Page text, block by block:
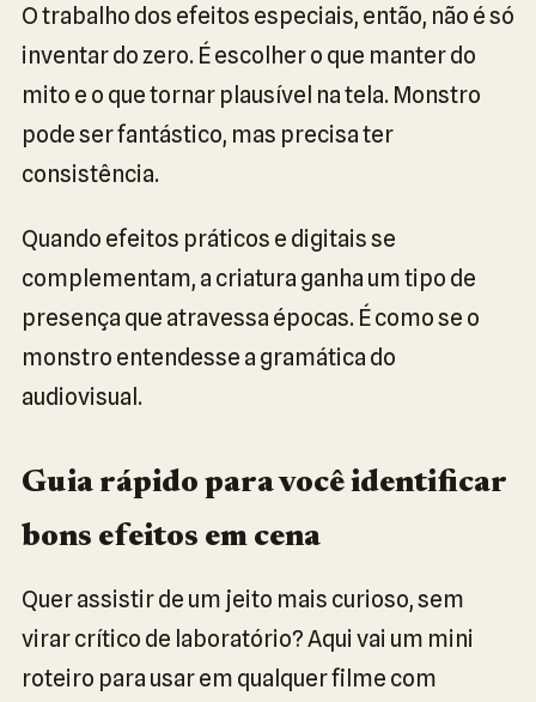
O trabalho dos efeitos especiais, então, não é só
inventar do zero. É escolher o que manter do
mito e o que tornar plausível na tela. Monstro
pode ser fantástico, mas precisa ter
consistência.
Quando efeitos práticos e digitais se
complementam, a criatura ganha um tipo de
presença que atravessa épocas. É como se o
monstro entendesse a gramática do
audiovisual.
Guia rápido para você identificar
bons efeitos em cena
Quer assistir de um jeito mais curioso, sem
virar crítico de laboratório? Aqui vai um mini
roteiro para usar em qualquer filme com